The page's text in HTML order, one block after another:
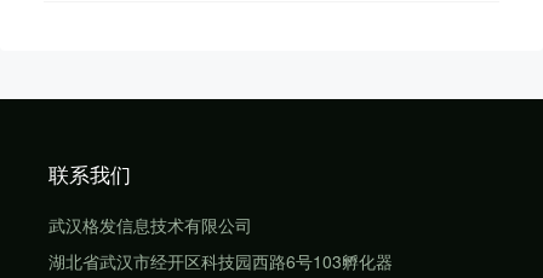
联系我们
武汉格发信息技术有限公司
湖北省武汉市经开区科技园西路6号103孵化器